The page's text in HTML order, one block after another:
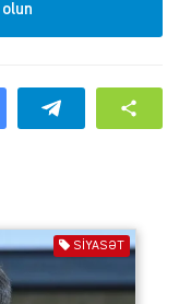
SIYASƏT